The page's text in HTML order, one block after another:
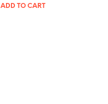
ADD TO CART